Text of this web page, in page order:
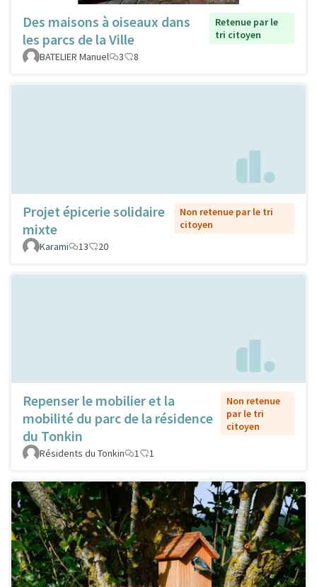
Des maisons à oiseaux dans
les parcs de la Ville
Retenue par le
tri citoyen
BATELIER Manuel
3 8
Projet épicerie solidaire
mixte
Non retenue par le tri
citoyen
Karami
13 20
Repenser le mobilier et la
mobilité du parc de la résidence
du Tonkin
Non retenue
par le tri
citoyen
Résidents du Tonkin 1 1